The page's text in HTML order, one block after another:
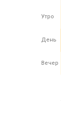
Утро
День
Вечер